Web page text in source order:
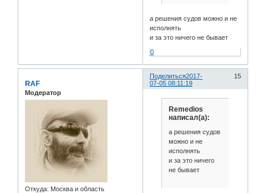
а решения судов можно и не
исполнять
и за это ничего не бывает
0
Поделиться 15
2017-
07-05 08:11:19
RAF
Модератор
Откуда: Москва и область
Remedios
написал(а):
а решения судов
можно и не
исполнять
и за это ничего
не бывает